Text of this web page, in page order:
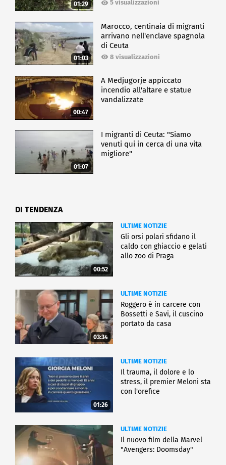
01:29 5 visualizzazioni
01:03
Marocco, centinaia di migranti
arrivano nell'enclave spagnola
di Ceuta
8 visualizzazioni
00:47
A Medjugorje appiccato
incendio all'altare e statue
vandalizzate
01:07
I migranti di Ceuta: "Siamo
venuti qui in cerca di una vita
migliore"
DI TENDENZA
00:52
ULTIME NOTIZIE
Gli orsi polari sfidano il
caldo con ghiaccio e gelati
allo zoo di Praga
03:34
ULTIME NOTIZIE
Roggero è in carcere con
Bossetti e Savi, il cuscino
portato da casa
01:26
ULTIME NOTIZIE
Il trauma, il dolore e lo
stress, il premier Meloni sta
con l'orefice
ULTIME NOTIZIE
Il nuovo film della Marvel
"Avengers: Doomsday"